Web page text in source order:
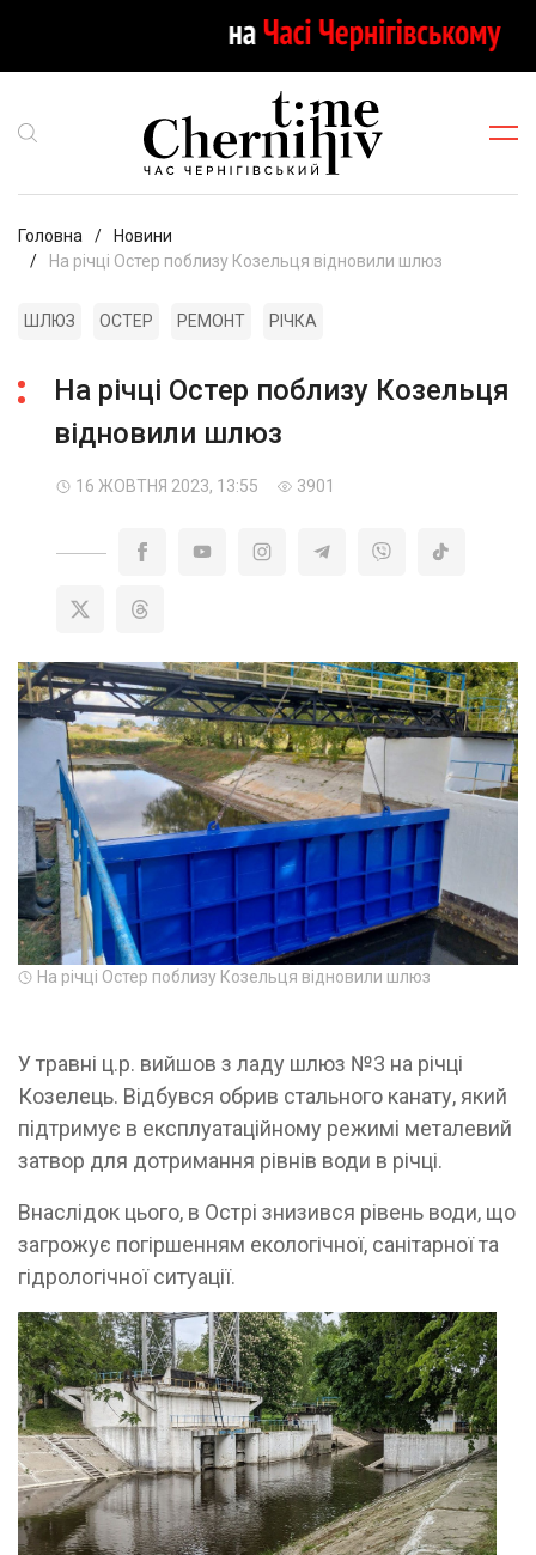
Головна
Новини
На річці Остер поблизу Козельця відновили шлюз
ШЛЮЗ ОСТЕР РЕМОНТ РІЧКА
На річці Остер поблизу Козельця
відновили шлюз
16 ЖОВТНЯ 2023, 13:55 3901
На річці Остер поблизу Козельця відновили шлюз
У травні ц.р. вийшов з ладу шлюз №3 на річці
Козелець. Відбувся обрив стального канату, який
підтримує в експлуатаційному режимі металевий
затвор для дотримання рівнів води в річці.
Внаслідок цього, в Острі знизився рівень води, що
загрожує погіршенням екологічної, санітарної та
гідрологічної ситуації.